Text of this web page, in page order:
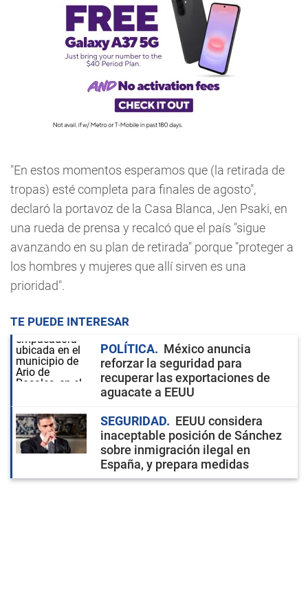
"En estos momentos esperamos que (la retirada de
tropas) esté completa para finales de agosto",
declaró la portavoz de la Casa Blanca, Jen Psaki, en
una rueda de prensa y recalcó que el país "sigue
avanzando en su plan de retirada" porque "proteger a
los hombres y mujeres que allí sirven es una
prioridad".
TE PUEDE INTERESAR
POLÍTICA
México anuncia
reforzar la seguridad para
recuperar las exportaciones de
aguacate a EEUU
SEGURIDAD
EEUU considera
inaceptable posición de Sánchez
sobre inmigración ilegal en
España, y prepara medidas